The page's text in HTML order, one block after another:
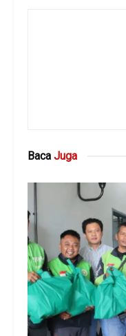
Baca Juga